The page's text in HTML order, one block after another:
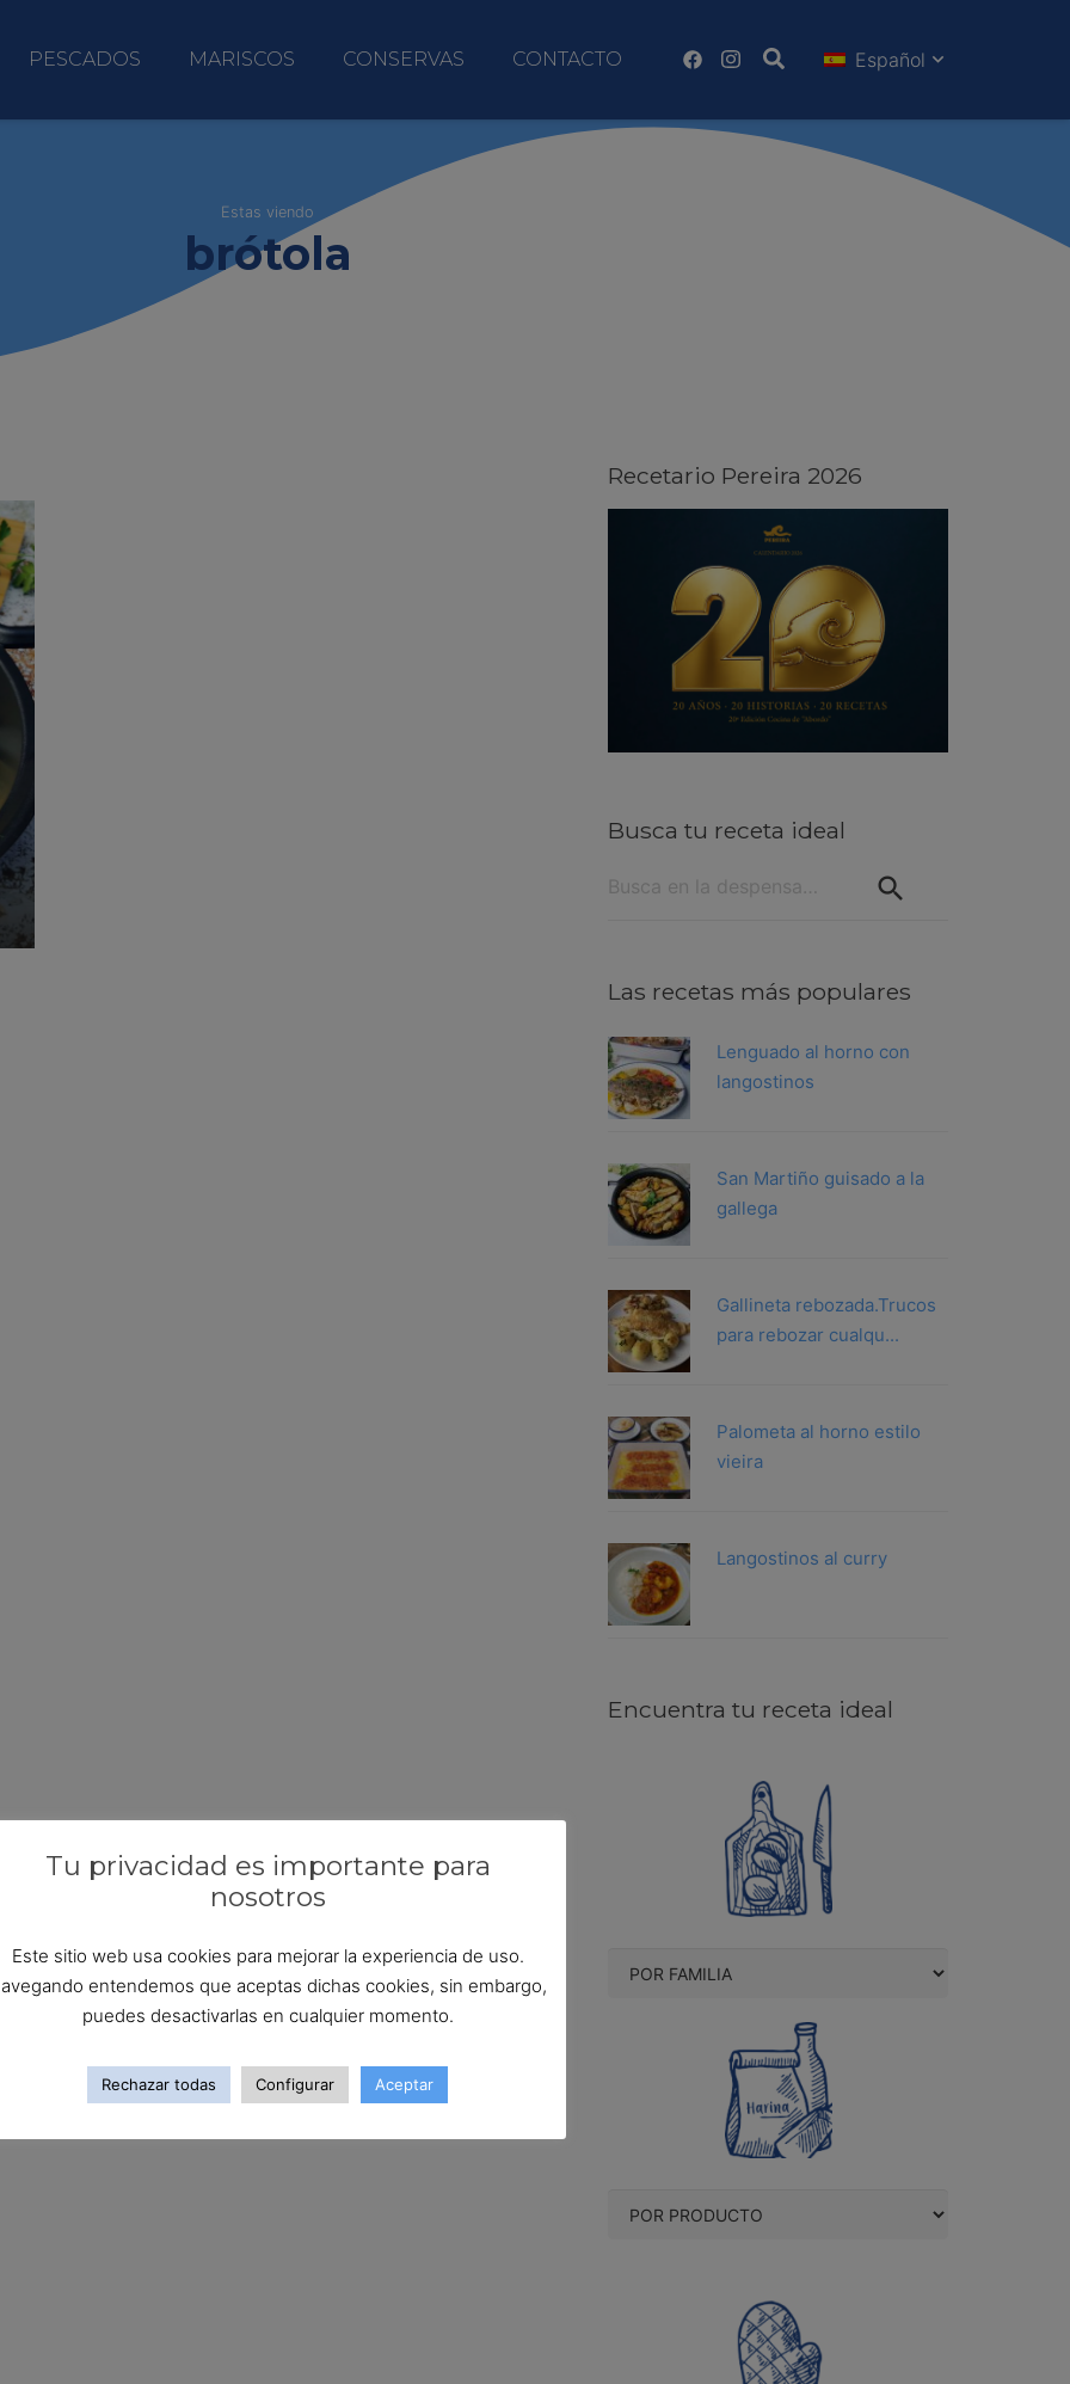
PESCADOS MARISCOS CONSERVAS CONTACTO Español
Estas viendo
brótola
Recetario Pereira 2026
Busca tu receta ideal
Las recetas más populares
Lenguado al horno con
langostinos
San Martiño guisado a la
gallega
Gallineta rebozada.Trucos
para rebozar cualqu...
Palometa al horno estilo
vieira
Langostinos al curry
Encuentra tu receta ideal
Tu privacidad es importante para
nosotros
Este sitio web usa cookies para mejorar la experiencia de uso.
entendemos que aceptas dichas cookies, sin embargo,
puedes desactivarlas en cualquier momento.
Rechazar todas Configurar Aceptar